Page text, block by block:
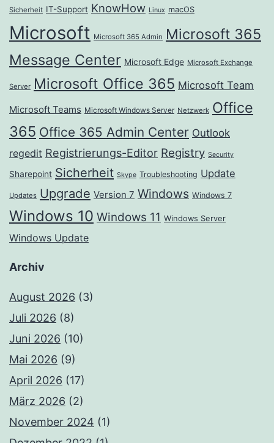
Sicherheit IT-Support KnowHow Linux macOS
Microsoft Microsoft 365 Admin Microsoft 365
Message Center Microsoft Edge Microsoft Exchange
Server Microsoft Office 365 Microsoft Team
Microsoft Teams Microsoft Windows Server Netzwerk Office
365 Office 365 Admin Center Outlook
regedit Registrierungs-Editor Registry Security
Sharepoint Sicherheit Skype Troubleshooting Update
Updates Upgrade Version 7 Windows Windows 7
Windows 10 Windows 11 Windows Server
Windows Update
Archiv
August 2026 (3)
Juli 2026 (8)
Juni 2026 (10)
Mai 2026 (9)
April 2026 (17)
März 2026 (2)
November 2024 (1)